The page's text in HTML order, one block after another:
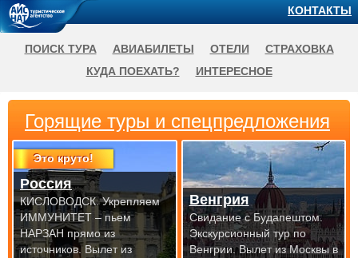
Горящие туры и спецпредложения
Это круто!
Россия
КИСЛОВОДСК. Укрепляем
ИММУНИТЕТ – пьем
НАРЗАН прямо из
источников.Вылет из
Венгрия
Свидание с Будапештом.
Экскурсионный тур по
Венгрии.Вылет из Москвы в
КОНТАКТЫ
ПОИСК ТУРА АВИАБИЛЕТЫ ОТЕЛИ
СТРАХОВКА
КУДА ПОЕХАТЬ?
ИНТЕРЕСНОЕ